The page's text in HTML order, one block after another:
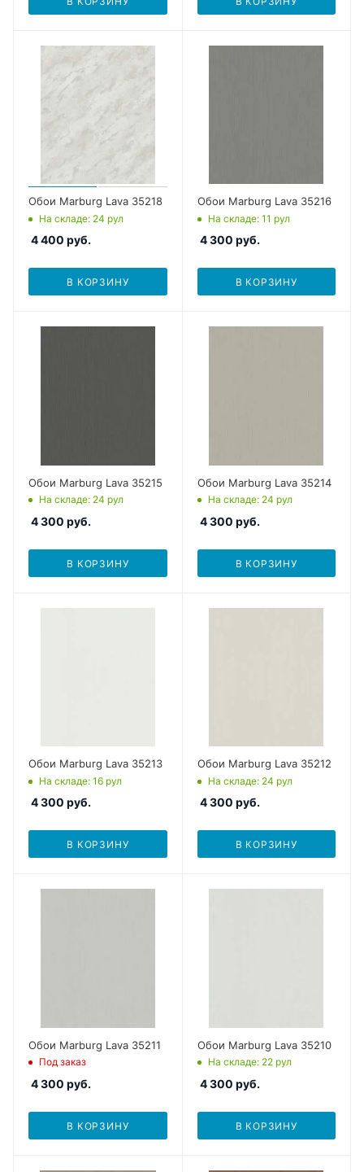
Обои Marburg Lava 35218
На складе: 24 рул
4 400 руб.
В КОРЗИНУ
Обои Marburg Lava 35216
На складе: 11 рул
4 300 руб.
В КОРЗИНУ
Обои Marburg Lava 35215
На складе: 24 рул
4 300 руб.
В КОРЗИНУ
Обои Marburg Lava 35214
На складе: 24 рул
4 300 руб.
В КОРЗИНУ
Обои Marburg Lava 35213
На складе: 16 рул
4 300 руб.
В КОРЗИНУ
Обои Marburg Lava 35212
На складе: 24 рул
4 300 руб.
В КОРЗИНУ
Обои Marburg Lava 35211
Под заказ
4 300 руб.
В КОРЗИНУ
Обои Marburg Lava 35210
На складе: 22 рул
4 300 руб.
В КОРЗИНУ